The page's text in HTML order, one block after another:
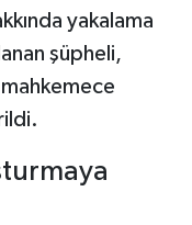
yakalama
şüpheli,
mahkemece